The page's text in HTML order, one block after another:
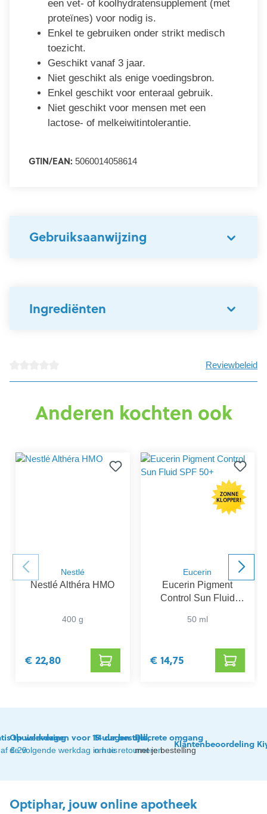
een vet- of koolhydratensupplement (met
proteïnes) voor nodig is.
Enkel te gebruiken onder strikt medisch
toezicht.
Geschikt vanaf 3 jaar.
Niet geschikt als enige voedingsbron.
Enkel geschikt voor enteraal gebruik.
Niet geschikt voor mensen met een
lactose- of melkeiwitintolerantie.
GTIN/EAN: 5060014058614
Gebruiksaanwijzing
Ingrediënten
Reviewbeleid
Anderen kochten ook
Nestlé
Nestlé Althéra HMO
400 g
€ 22,80
ZONNE
KLOPPER!
Eucerin
Eucerin Pigment
Control Sun Fluid
50 ml
€ 14,75
thuislevering
€ 29
Op werkdagen voor 15 uur besteld,
de volgende werkdag in huis
14 dagen tijd
om te retourneren
Discrete omgang
met je bestelling
Klantenbeoordeling
Optiphar, jouw online apotheek